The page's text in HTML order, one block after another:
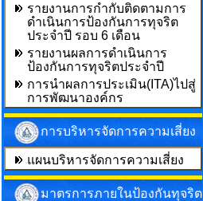
รายงานการกำกับติดตามการ
ดำเนินการป้องกันการทุจริต
ประจำปี รอบ 6 เดือน
รายงานผลการดำเนินการ
ป้องกันการทุจริตประจำปี
การนำผลการประเมิน(ITA)ไปสู่
การพัฒนาองค์กร
การบริหารจัดการความเสี่ยง
แผนบริหารจัดการความเสี่ยง
มาตรการภายในป้องกันทุจริต